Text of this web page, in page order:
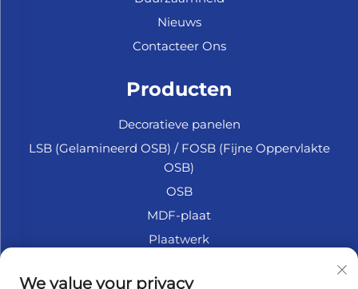
Nieuws
Contacteer Ons
Producten
Decoratieve panelen
LSB (Gelamineerd OSB) / FOSB (Fijne Oppervlakte
OSB)
OSB
MDF-plaat
Plaatwerk
We value your privacy